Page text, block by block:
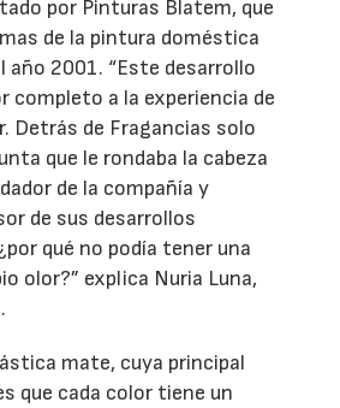
por Pinturas Blatem, que
de la pintura doméstica
año 2001. “Este desarrollo
completo a la experiencia de
Detrás de Fragancias solo
que le rondaba la cabeza
de la compañía y
de sus desarrollos
qué no podía tener una
olor?” explica Nuria Luna,
mate, cuya principal
que cada color tiene un